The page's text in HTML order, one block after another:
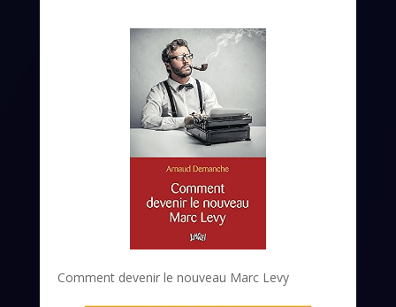
Comment devenir le nouveau Marc Levy